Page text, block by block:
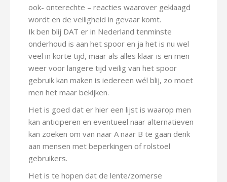
ook- onterechte – reacties waarover geklaagd
wordt en de veiligheid in gevaar komt.
Ik ben blij DAT er in Nederland tenminste
onderhoud is aan het spoor en ja het is nu wel
veel in korte tijd, maar als alles klaar is en men
weer voor langere tijd veilig van het spoor
gebruik kan maken is iedereen wél blij, zo moet
men het maar bekijken.
Het is goed dat er hier een lijst is waarop men
kan anticiperen en eventueel naar alternatieven
kan zoeken om van naar A naar B te gaan denk
aan mensen met beperkingen of rolstoel
gebruikers.
Het is te hopen dat de lente/zomerse